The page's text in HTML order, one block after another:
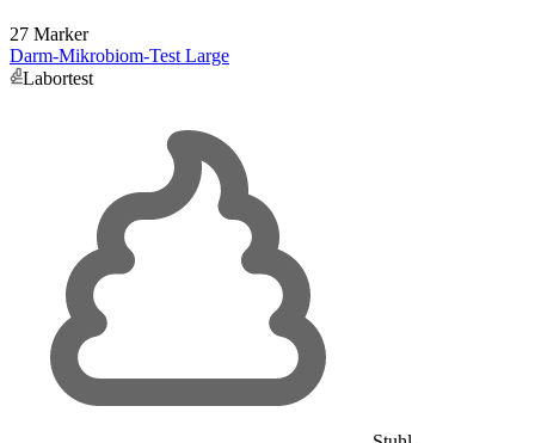
27 Marker
Darm-Mikrobiom-Test Large
Labortest